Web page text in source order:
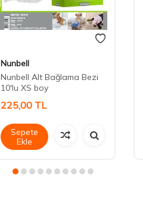
Nunbell
Nunbell Alt Bağlama Bezi
10'lu XS boy
225,00 TL
Sepete
Ekle